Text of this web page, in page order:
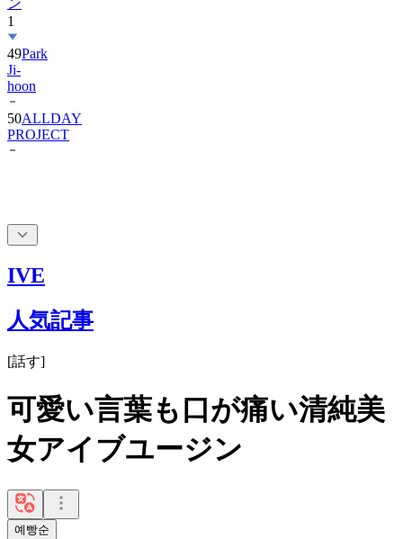
ン
1
49Park
Ji-
hoon
50ALLDAY
PROJECT
IVE
人気記事
[話す]
可愛い言葉も口が痛い清純美
女アイブユージン
예빵순